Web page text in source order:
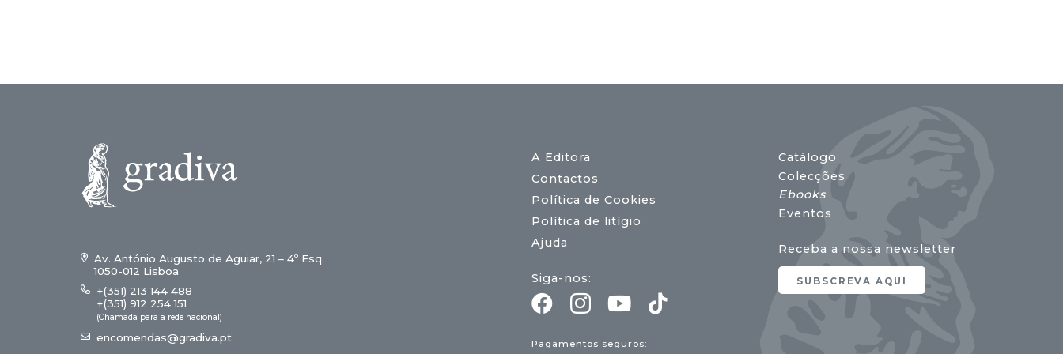
Av. António Augusto de Aguiar, 21 – 4º Esq.
1050-012 Lisboa
+(351) 213 144 488
+(351) 912 254 151
(Chamada para a rede nacional)
encomendas@gradiva.pt
A Editora
Contactos
Política de Cookies
Política de litígio
Ajuda
Siga-nos:
Pagamentos seguros:
Catálogo
Colecções
Ebooks
Eventos
Receba a nossa newsletter
SUBSCREVA AQUI